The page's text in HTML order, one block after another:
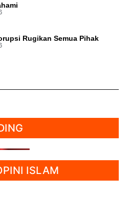
Rugikan Semua Pihak
ISLAM